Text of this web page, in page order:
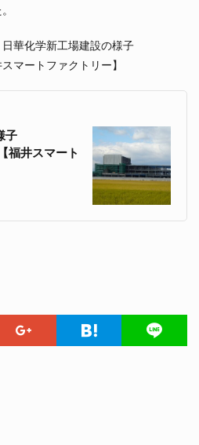
華化学新工場建設の様子
マートファクトリー】
子
福井スマート